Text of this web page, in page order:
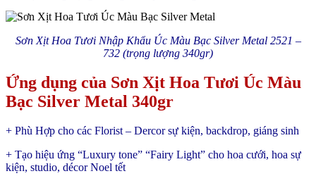
Sơn Xịt Hoa Tươi Nhập Khẩu Úc Màu Bạc Silver Metal 2521 –
732 (trọng lượng 340gr)
Ứng dụng của Sơn Xịt Hoa Tươi Úc Màu
Bạc Silver Metal 340gr
+ Phù Hợp cho các Florist – Dercor sự kiện, backdrop, giáng sinh
+ Tạo hiệu ứng “Luxury tone” “Fairy Light” cho hoa cưới, hoa sự
kiện, studio, décor Noel tết